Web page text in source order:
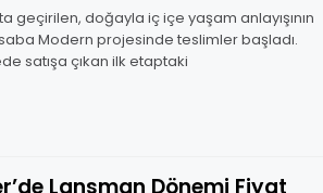
geçirilen, doğayla iç içe yaşam anlayışının
Modern projesinde teslimler başladı.
satışa çıkan ilk etaptaki
Lansman Dönemi Fiyat